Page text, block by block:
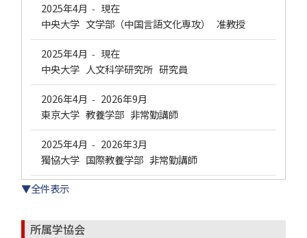
2025年4月 - 現在
中央大学 文学部（中国言語文化専攻） 准教授
2025年4月 - 現在
中央大学 人文科学研究所 研究員
2026年4月 - 2026年9月
東京大学 教養学部 非常勤講師
2025年4月 - 2026年3月
獨協大学 国際教養学部 非常勤講師
▼全件表示
所属学協会